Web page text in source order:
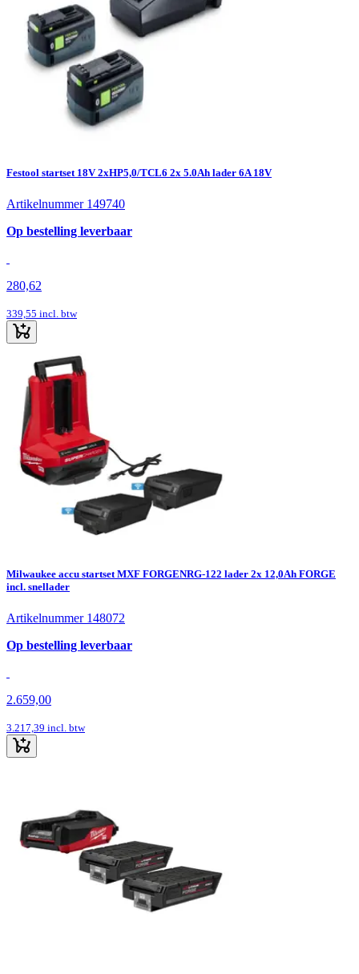
Festool startset 18V 2xHP5,0/TCL6 2x 5.0Ah lader 6A 18V
Artikelnummer 149740
Op bestelling leverbaar
280,62
339,55 incl. btw
Milwaukee accu startset MXF FORGENRG-122 lader 2x 12,0Ah FORGE
incl. snellader
Artikelnummer 148072
Op bestelling leverbaar
2.659,00
3.217,39 incl. btw